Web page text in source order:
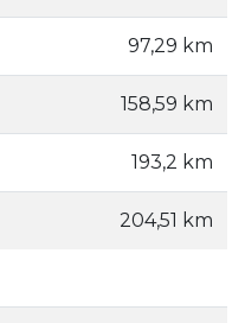
97,29 km
158,59 km
193,2 km
204,51 km